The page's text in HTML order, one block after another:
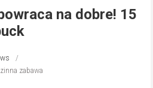
na dobre! 15
zabawa